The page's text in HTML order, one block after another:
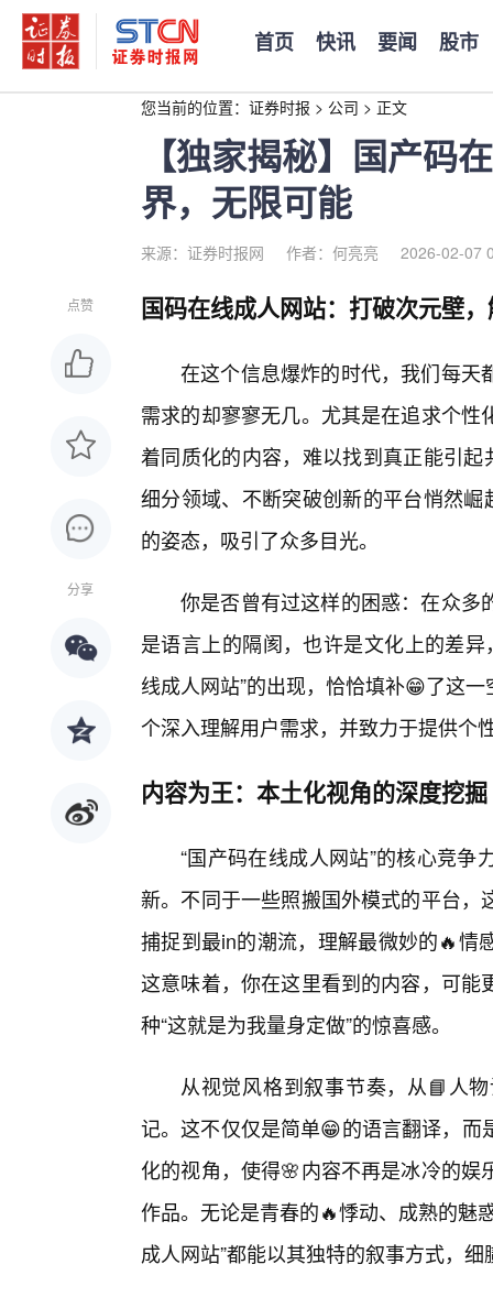
首页 快讯 要闻 股市
您当前的位置： 证券时报 > 公司 > 正文
【独家揭秘】国产码
界，无限可能
来源：证券时报网 作者：何亮亮 2026-02-07
点赞
分享
国码在线成人网站：打破次元壁
在这个信息爆炸的时代，我们每天
需求的却寥寥无几。尤其是在追求个
着同质化的内容，难以找到真正能引
细分领域、不断突破创新的平台悄然
的姿态，吸引了众多目光。
你是否曾有过这样的困惑：在众多
是语言上的隔阂，也许是文化上的差
线成人网站”的出现，恰恰填补😁了这
个深入理解用户需求，并致力于提供个
内容为王：本土化视角的深度挖掘
“国产码在线成人网站”的核心竞
新。不同于一些照搬国外模式的平台
捕捉到最in的潮流，理解最微妙的🔥情
这意味着，你在这里看到的内容，可
种“这就是为我量身定做”的惊喜感。
从视觉风格到叙事节奏，从📘人
记。这不仅仅是简单😁的语言翻译，
化的视角，使得🌸内容不再是冰冷的
作品。无论是青春的🔥悸动、成熟的魅
成人网站”都能以其独特的叙事方式，